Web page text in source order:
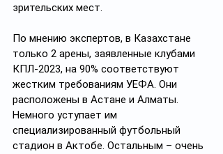
зрительских мест.
По мнению экспертов, в Казахстане
только 2 арены, заявленные клубами
КПЛ-2023, на 90% соответствуют
жестким требованиям УЕФА. Они
расположены в Астане и Алматы.
Немного уступает им
специализированный футбольный
стадион в Актобе. Остальным – очень